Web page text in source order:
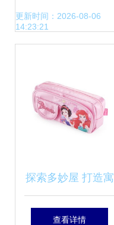
（100%纯干货）
更新时间：2026-08-06
14:23:21
探索多妙屋 打造寓
教于乐的母婴世界
查看详情